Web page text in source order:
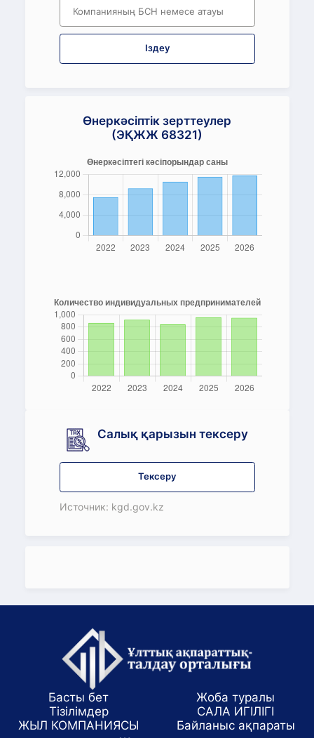
Іздеу
Өнеркәсіптік зерттеулер
(ЭҚЖЖ 68321)
Салық қарызын тексеру
Тексеру
Источник: kgd.gov.kz
Басты бет
Жоба туралы
Тізілімдер
САЛА ИГІЛІГІ
ЖЫЛ КОМПАНИЯСЫ
Байланыс ақпараты